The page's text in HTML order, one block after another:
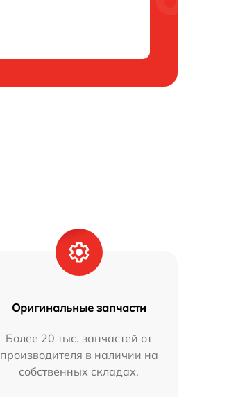
Оригинальные запчасти
Более 20 тыс. запчастей от
производителя в наличии на
собственных складах.